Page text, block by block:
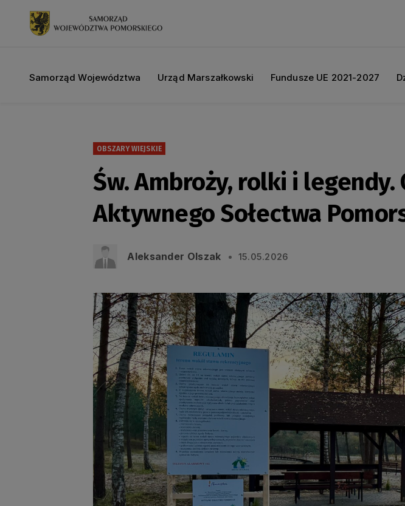
Samorząd Województwa Urząd Marszałkowski Fundusze UE 2021-2027
OBSZARY WIEJSKIE
Św. Ambroży, rolki i
Aktywnego Sołectwa
Aleksander Olszak 15.05.2026